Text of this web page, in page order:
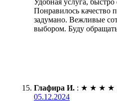
Понравилось качество
задумано. Вежливые
выбором. Буду
Глафира И. : ★ ★ ★ ★
05.12.2024